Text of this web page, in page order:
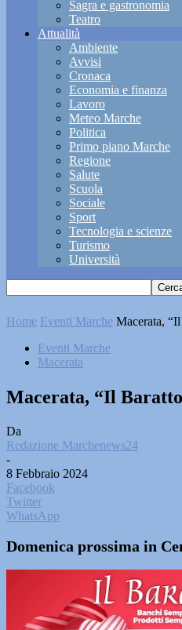
Sagra e gastronomia
Teatro
Attualità
Ambiente
Avvisi
Cronaca
Economia e finanza
Lavoro
Meteo Marche
Politica
Primo piano Marche
Regione
Salute
Scuola
Sociale
Sport
Tecnologia e scienze
Turismo
Università
Home Eventi Marche Macerata,
Eventi Marche
Macerata
Macerata, “Il
Da
Redazione Marchenews24
-
8 Febbraio 2024
Facebook
Twitter
WhatsApp
Domenica prossima in